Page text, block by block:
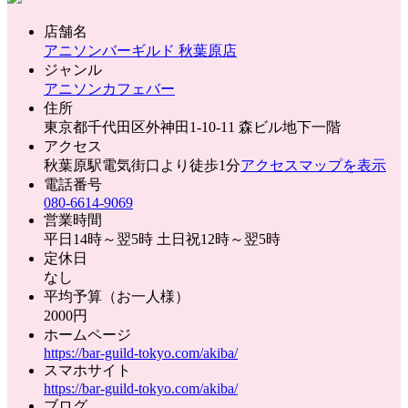
店舗名
アニソンバーギルド 秋葉原店
ジャンル
アニソンカフェバー
住所
東京都千代田区外神田1-10-11 森ビル地下一階
アクセス
秋葉原駅電気街口より徒歩1分アクセスマップを表示
電話番号
080-6614-9069
営業時間
平日14時～翌5時 土日祝12時～翌5時
定休日
なし
平均予算（お一人様）
2000円
ホームページ
https://bar-guild-tokyo.com/akiba/
スマホサイト
https://bar-guild-tokyo.com/akiba/